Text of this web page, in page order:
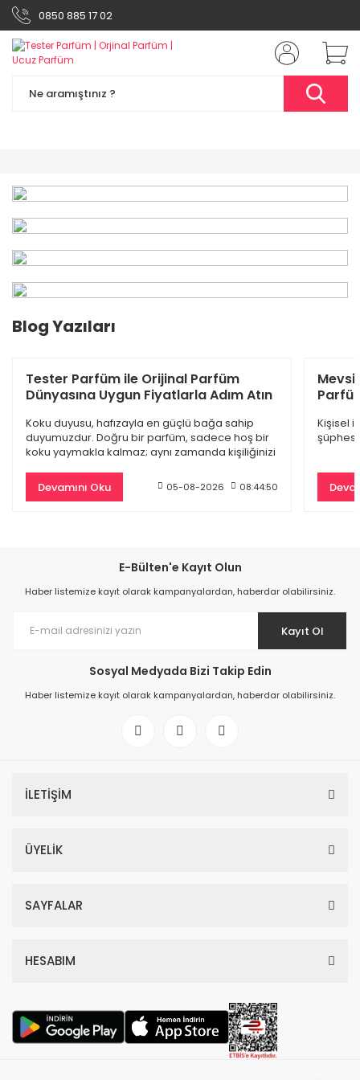
0850 885 17 02
Dior Sauvage Edp Erkek Parfüm 100 Ml
9.500,00 TL
%61
Dior Hypnotic Poison Edp Kadın Parfüm 100 Ml
4.797,00 TL
Blog Yazıları
Tester Parfüm ile Orijinal Parfüm
Dünyasına Uygun Fiyatlarla Adım Atın
Koku duyusu, hafızayla en güçlü bağa sahip
duyumuzdur. Doğru bir parfüm, sadece hoş bir
koku yaymakla kalmaz; aynı zamanda kişiliğinizi
Devamını Oku
05-08-2026 08:44:50
Kişisel
E-Bülten'e Kayıt Olun
Haber listemize kayıt olarak kampanyalardan, haberdar olabilirsiniz.
Kayıt Ol
Sosyal Medyada Bizi Takip Edin
Haber listemize kayıt olarak kampanyalardan, haberdar olabilirsiniz.
İLETİŞİM
ÜYELİK
SAYFALAR
HESABIM